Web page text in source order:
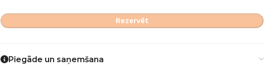
Rezervēt
Piegāde un saņemšana